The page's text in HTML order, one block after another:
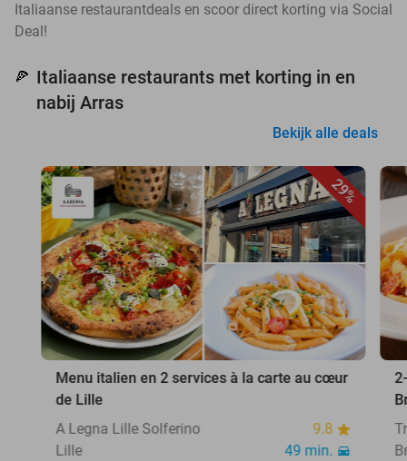
Italiaanse restaurantdeals en scoor direct korting via Social
Deal!
🍕 Italiaanse restaurants met korting in en
nabij Arras
Bekijk alle deals
29%
Menu italien en 2 services à la carte au cœur
de Lille
A Legna Lille Solferino
9.8
Lille
49 min.